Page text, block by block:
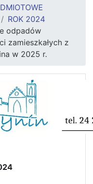
ROK 2024
odpadów
zamieszkałych z
w 2025 r.